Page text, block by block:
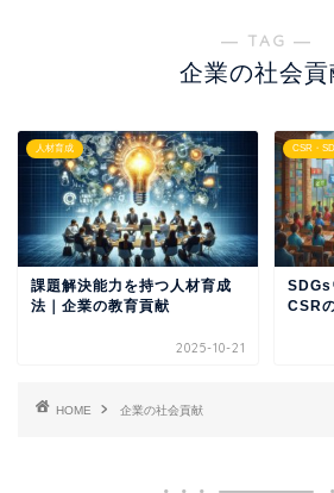
― TAG ―
企業の社会貢
人材育成
課題解決能力を持つ人材育成
法｜企業の教育貢献
2025-10-21
CSR・
SDGs
CSR
HOME 企業の社会貢献